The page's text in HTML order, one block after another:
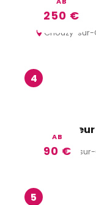
250 €
Chouzy-sur-
4
AB
90 €
Au
Valloire-sur-
5